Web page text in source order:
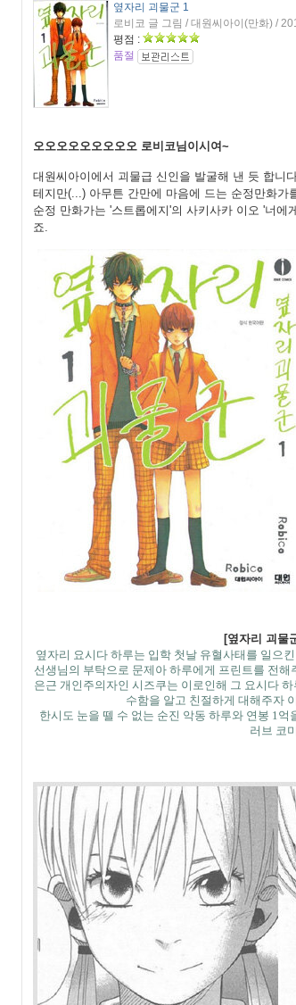
옆자리 괴물군 1
로비코 글 그림 / 대원씨아이(만화) /
평점 :
품절
오오오오오오오오오 로비코님이시여~
대원씨아이에서 괴물급 신인을 발굴해 낸 듯 합니
테지만(...) 아무튼 간만에 마음에 드는 순정만화가
순정 만화가는 '스트롭에지'의 사키사카 이오 '너에
죠.
[옆자리 괴물
옆자리 요시다 하루는 입학 첫날 유혈사태를 일으
선생님의 부탁으로 문제아 하루에게 프린트를 전해
은근 개인주의자인 시즈쿠는 이로인해 그 요시다
수함을 알고 친절하게 대해주자
한시도 눈을 뗄 수 없는 순진 악동 하루와 연봉 1억
러브 코